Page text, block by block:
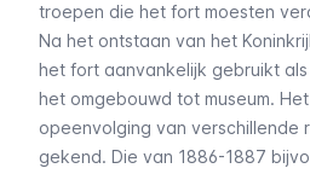
troepen die het fort moesten
Na het ontstaan van het
het fort aanvankelijk gebruikt
het omgebouwd tot museum.
opeenvolging van verschillende
gekend. Die van 1886-1887